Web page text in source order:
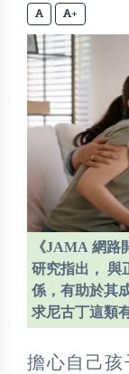
+
《JAMA 網路
研究指出， 與
係，有助於其
求尼古丁這類
擔心自己